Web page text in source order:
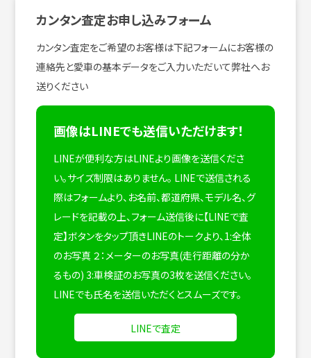
カンタン査定お申し込みフォーム
カンタン査定をご希望のお客様は下記フォームにお客様の
連絡先と愛車の基本データをご入力いただいて弊社へお
送りください
画像はLINEでも送信いただけます！
LINEが便利な方はLINEより画像を送信くださ
い。サイズ制限はありません。 LINEで送信される
際はフォームより、お名前、都道府県、モデル名、グ
レードを記載の上、フォーム送信後に【LINEで査
定】ボタンをタップ頂きLINEのトークより、1:全体
のお写真 ２：メーターのお写真(走行距離の分か
るもの) 3:車検証のお写真の3枚を送信ください。
LINEでも氏名を送信いただくとスムーズです。
LINEで査定